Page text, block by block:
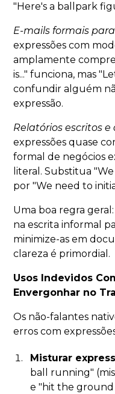
"Here's a ballpark
E-mails formais
expressões com
amplamente
is..." funciona, mas
confundir alguém
expressão.
Relatórios escritos
expressões quase
formal de negócios
literal. Substitua
por "We need to
Uma boa regra
na escrita informal
minimize-as em
clareza é primordial.
Usos Indevidos
Envergonhar no
Os não-falantes
erros com
Misturar
ball running"
e "hit the